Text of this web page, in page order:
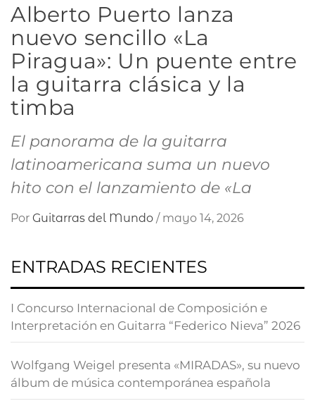
Alberto Puerto lanza
nuevo sencillo «La
Piragua»: Un puente entre
la guitarra clásica y la
timba
El panorama de la guitarra
latinoamericana suma un nuevo
hito con el lanzamiento de «La
Por Guitarras del Mundo / mayo 14, 2026
ENTRADAS RECIENTES
I Concurso Internacional de Composición e
Interpretación en Guitarra “Federico Nieva” 2026
Wolfgang Weigel presenta «MIRADAS», su nuevo
álbum de música contemporánea española